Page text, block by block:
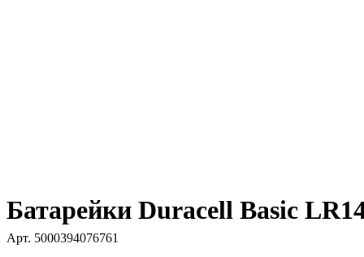
Батарейки Duracell Basic
Арт. 5000394076761